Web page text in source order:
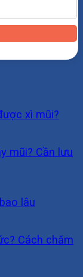
xì mũi?
mũi? Cần lưu
lâu
Cách chăm